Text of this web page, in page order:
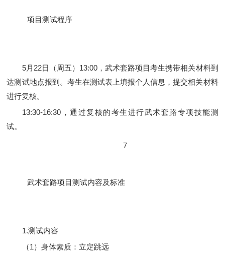
项目测试程序
5月22日（周五）13:00，武术套路项目考生携带相关材料到
达测试地点报到。考生在测试表上填报个人信息，提交相关材料
进行复核。
13:30-16:30，通过复核的考生进行武术套路专项技能测
试。
7
武术套路项目测试内容及标准
1.测试内容
（1）身体素质：立定跳远